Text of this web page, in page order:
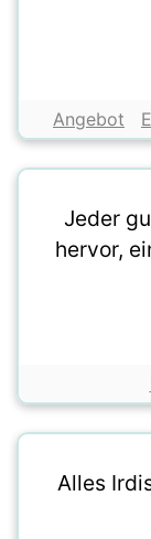
Angebot
Jeder
hervor,
Alles